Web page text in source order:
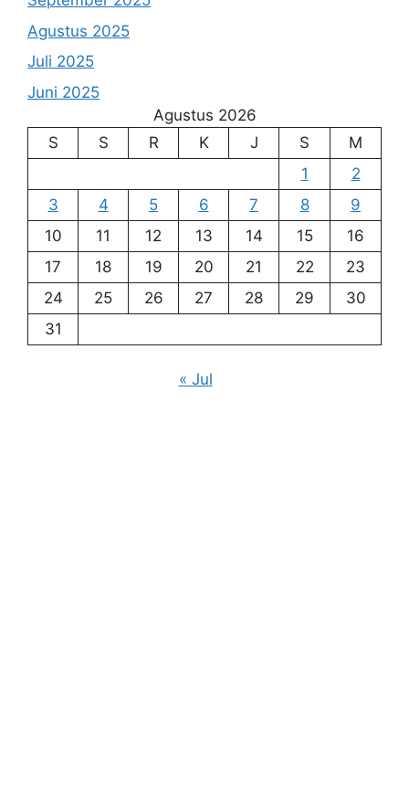
Agustus 2025
Juli 2025
Juni 2025
Agustus 2026
S
S R K J S
M
1
2
3
4 5 6 7 8
9
10
11 12 13 14 15
16
17
18 19 20 21 22
23
24
25 26 27 28 29
30
31
« Jul